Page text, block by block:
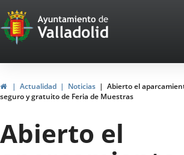
Portal
Web
del
Ayuntamiento
de
Valladolid
HomeActualidad Noticias
Abierto el
seguro y gratuito de Feria de Muestras
Abierto el